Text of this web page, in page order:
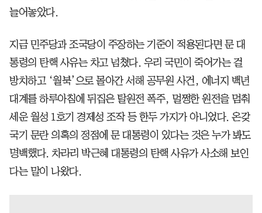
늘어놓았다.
지금 민주당과 조국당이 주장하는 기준이 적용된다면 문 대
통령의 탄핵 사유는 차고 넘쳤다. 우리 국민이 죽어가는 걸
방치하고 ‘월북’으로 몰아간 서해 공무원 사건, 에너지 백년
대계를 하루아침에 뒤집은 탈원전 폭주, 멀쩡한 원전을 멈춰
세운 월성 1호기 경제성 조작 등 한두 가지가 아니었다. 온갖
국기 문란 의혹의 정점에 문 대통령이 있다는 것은 누가 봐도
명백했다. 차라리 박근혜 대통령의 탄핵 사유가 사소해 보인
다는 말이 나왔다.